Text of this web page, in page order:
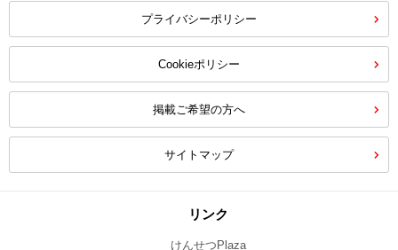
プライバシーポリシー
Cookieポリシー
掲載ご希望の方へ
サイトマップ
リンク
けんせつPlaza